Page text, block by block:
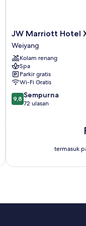
JW
Marriott
Hotel
Xi'an
Weiyang
JW Marriott Hotel
Weiyang
Kolam renang
Spa
Parkir gratis
Wi-Fi Gratis
9.8
dari
9,8 Sempurna
72 ulasan
termasuk